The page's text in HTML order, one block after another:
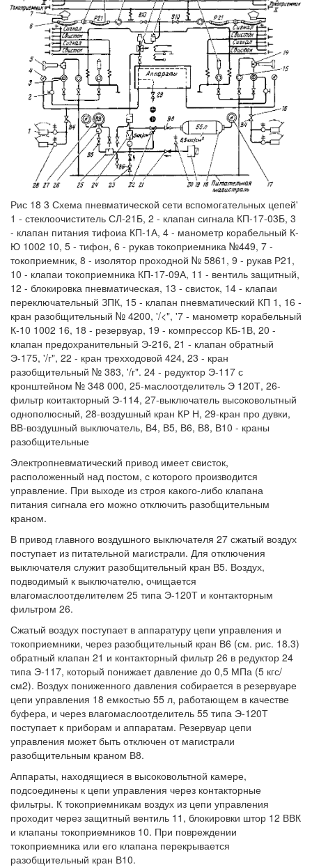
Рис 18 3 Схема пневматической сети вспомогательных цепей'
1 - стеклоочиститель СЛ-21Б, 2 - клапан сигнала КП-17-03Б, 3
- клапан питания тифоиа КП-1А, 4 - манометр корабельный К-
Ю 1002 10, 5 - тифон, 6 - рукав токоприемника №449, 7 -
токоприемник, 8 - изолятор проходной № 5861, 9 - рукав Р21,
10 - клапаи токоприемника КП-17-09А, 11 - вентиль защитный,
12 - блокировка пневматическая, 13 - свисток, 14 - клапаи
переключательный ЗПК, 15 - клапан пневматический КП 1, 16 -
кран разобщительный № 4200, '/<", '7 - манометр корабельный
К-10 1002 16, 18 - резервуар, 19 - компрессор КБ-1В, 20 -
клапан предохранительный Э-216, 21 - клапан обратный
Э-175, '/г", 22 - кран трехходовой 424, 23 - кран
разобщительный № 383, '/г". 24 - редуктор Э-117 с
кронштейном № 348 000, 25-маслоотделитель Э 120Т, 26-
фильтр коитакторный Э-114, 27-выключатель высоковольтный
однополюсный, 28-воздушный кран КР Н, 29-кран про дувки,
ВВ-воздушный выключатель, В4, В5, В6, В8, В10 - краны
разобщительные
Электропневматический привод имеет свисток,
расположенный над постом, с которого производится
управление. При выходе из строя какого-либо клапана
питания сигнала его можно отключить разобщительным
краном.
В привод главного воздушного выключателя 27 сжатый воздух
поступает из питательной магистрали. Для отключения
выключателя служит разобщительный кран В5. Воздух,
подводимый к выключателю, очищается
влагомаслоотделителем 25 типа Э-120Т и контакторным
фильтром 26.
Сжатый воздух поступает в аппаратуру цепи управления и
токоприемники, через разобщительный кран В6 (см. рис. 18.3)
обратный клапан 21 и контакторный фильтр 26 в редуктор 24
типа Э-117, который понижает давление до 0,5 МПа (5 кгс/
см2). Воздух пониженного давления собирается в резервуаре
цепи управления 18 емкостью 55 л, работающем в качестве
буфера, и через влагомаслоотделитель 55 типа Э-120Т
поступает к приборам и аппаратам. Резервуар цепи
управления может быть отключен от магистрали
разобщительным краном В8.
Аппараты, находящиеся в высоковольтной камере,
подсоединены к цепи управления через контакторные
фильтры. К токоприемникам воздух из цепи управления
проходит через защитный вентиль 11, блокировки штор 12 ВВК
и клапаны токоприемников 10. При повреждении
токоприемника или его клапана перекрывается
разобщительный кран В10.